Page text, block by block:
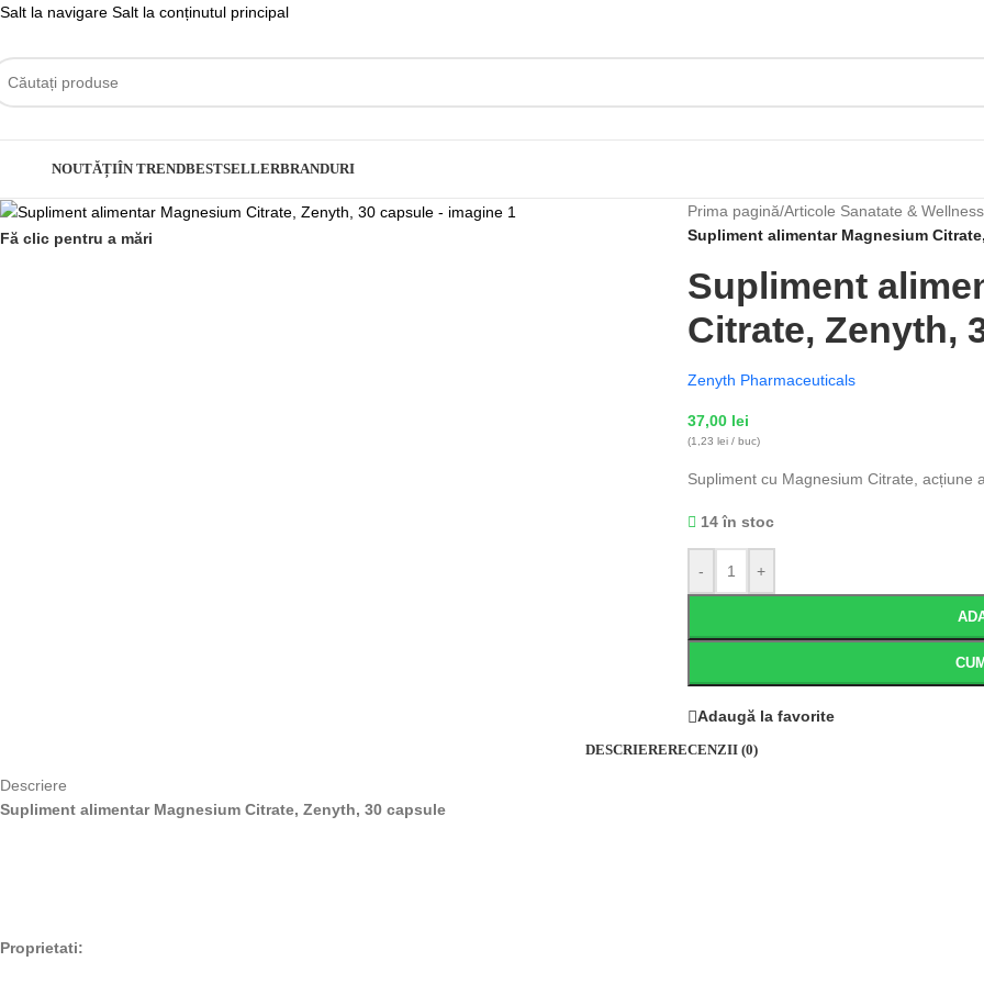
Salt la navigare Salt la conținutul principal
NOUTĂȚIÎN TRENDBESTSELLERBRANDURI
Fă clic pentru a mări
Prima pagină/Articole Sanatate & Wellness
Supliment alimentar Magnesium
Supliment
Citrate, Zenyth,
Zenyth Pharmaceuticals
37,00 lei
(1,23 lei / buc)
Supliment cu Magnesium Citrate, acțiune
14 în stoc
- +
Adaugă la favorite
DESCRIERERECENZII (0)
Descriere
Supliment alimentar Magnesium Citrate, Zenyth, 30 capsule
Proprietati: